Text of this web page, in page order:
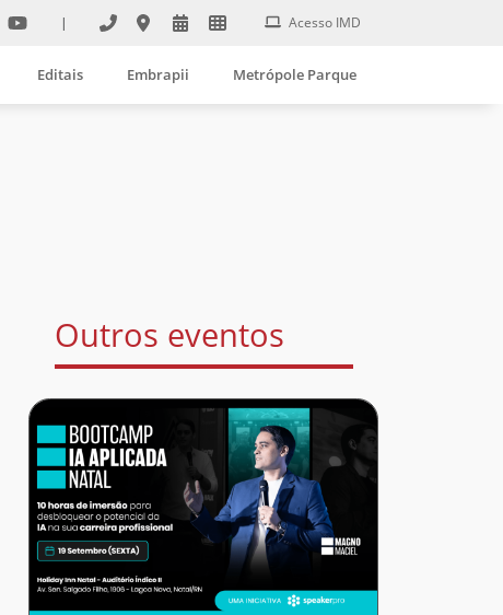
| Acesso IMD
Editais Embrapii Metrópole Parque
Outros eventos